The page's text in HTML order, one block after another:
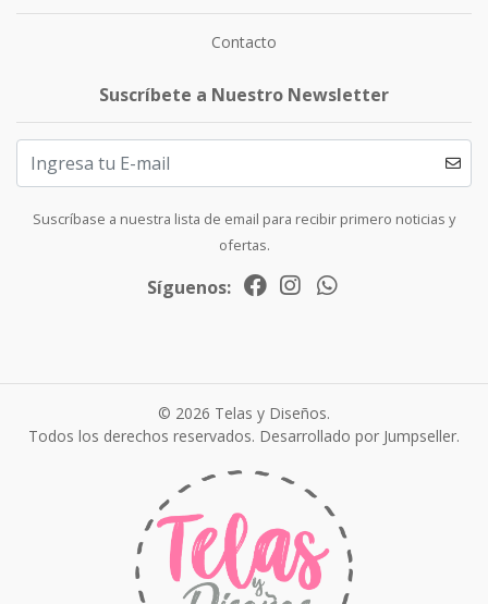
Contacto
Suscríbete a Nuestro Newsletter
Suscríbase a nuestra lista de email para recibir primero noticias y
ofertas.
Síguenos:
© 2026 Telas y Diseños.
Todos los derechos reservados. Desarrollado por Jumpseller.